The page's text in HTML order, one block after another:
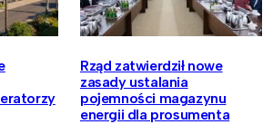
Rząd zatwierdził nowe
zasady ustalania
pojemności magazynu
energii dla prosumenta